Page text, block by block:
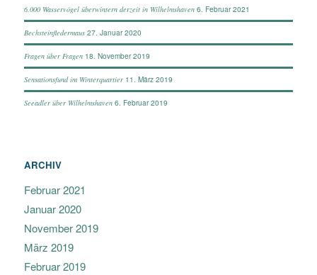
6.000 Wasservögel überwintern derzeit in Wilhelmshaven 6. Februar 2021
Bechsteinfledermaus 27. Januar 2020
Fragen über Fragen 18. November 2019
Sensationsfund im Winterquartier 11. März 2019
Seeadler über Wilhelmshaven 6. Februar 2019
ARCHIV
Februar 2021
Januar 2020
November 2019
März 2019
Februar 2019